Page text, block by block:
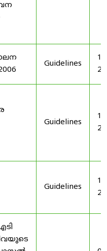
Guidelines
Guidelines
Guidelines